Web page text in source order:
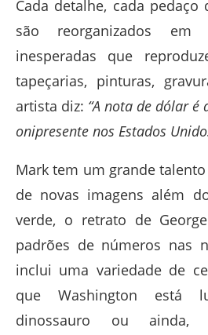
Cada detalhe, cada
são reorganizados
inesperadas que
tapeçarias, pinturas,
artista diz: “A nota de dólar é
onipresente nos Estados
Mark tem um grande
de novas imagens além
verde, o retrato de
padrões de números nas
inclui uma variedade de
que Washington está
dinossauro ou ainda,